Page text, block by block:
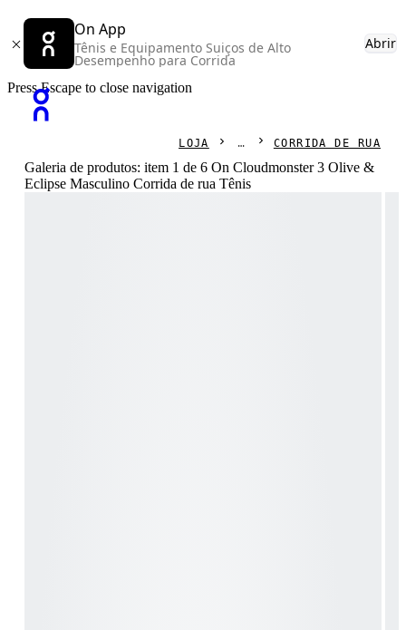
On App
Tênis e Equipamento Suiços de Alto
Desempenho para Corrida
Abrir
Press Escape to close navigation
LOJA CORRIDA DE RUA
Galeria de produtos: item 1 de 6 On Cloudmonster 3 Olive &
Eclipse Masculino Corrida de rua Tênis